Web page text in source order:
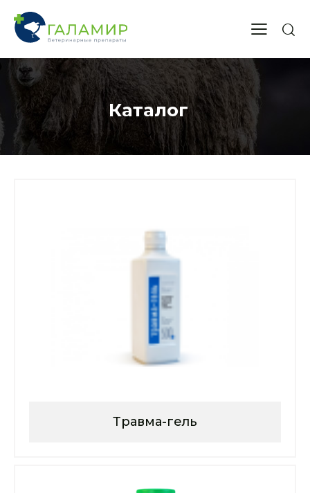
Каталог
378 47 05
Травма-гель